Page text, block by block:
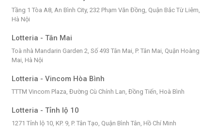
Tầng 1 Tòa A8, An Bình City, 232 Phạm Văn Đồng, Quận Bắc Từ Liêm,
Hà Nội
Lotteria - Tân Mai
Toà nhà Mandarin Garden 2, Số 493 Tân Mai, P. Tân Mai, Quận Hoàng
Mai, Hà Nội
Lotteria - Vincom Hòa Bình
TTTM Vincom Plaza, Đường Cù Chính Lan, Đồng Tiến, Hoà Bình
Lotteria - Tỉnh lộ 10
1271 Tỉnh lộ 10, KP. 9, P. Tân Tạo, Quận Bình Tân, Hồ Chí Minh